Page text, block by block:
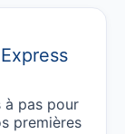
à pas pour
premières